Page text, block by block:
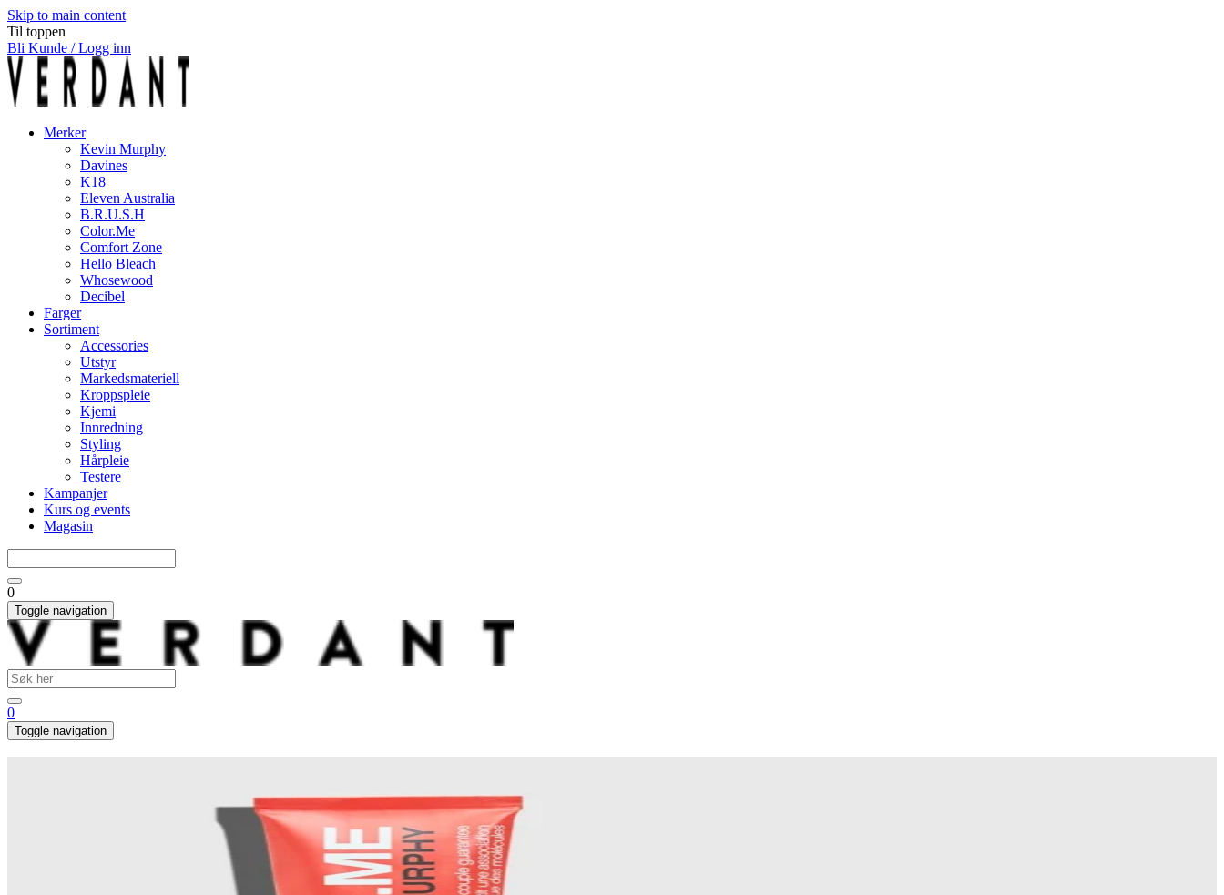
Skip to main content
Til toppen
Bli Kunde / Logg inn
Merker
Kevin Murphy
Davines
K18
Eleven Australia
B.R.U.S.H
Color.Me
Comfort Zone
Hello Bleach
Whosewood
Decibel
Farger
Sortiment
Accessories
Utstyr
Markedsmateriell
Kroppspleie
Kjemi
Innredning
Styling
Hårpleie
Testere
Kampanjer
Kurs og events
Magasin
0
Toggle navigation
0
Toggle navigation